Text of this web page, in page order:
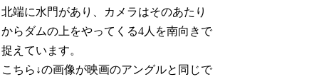
北端に水門があり、カメラはそのあたり
からダムの上をやってくる4人を南向きで
捉えています。
こちら↓の画像が映画のアングルと同じで